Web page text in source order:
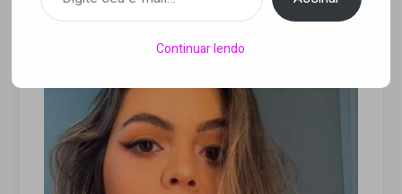
Por Andrezza Barros• 08 jul 2020
Continuar lendo